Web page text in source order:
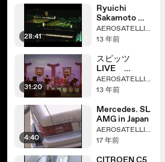
(1/3)
28:41
Ryuichi
Sakamoto 坂
本龍一
TOKYO
(2/3)
AEROSATELLITES
13 年前
31:20
スピッツ
LIVE
2000 part Ⅲ
AEROSATELLITES
13 年前
4:40
Mercedes. SL
AMG in Japan
AEROSATELLITES
17 年前